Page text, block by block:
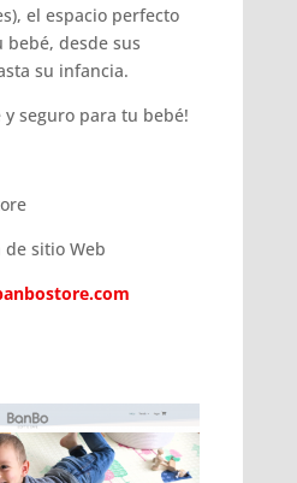
el espacio perfecto
desde sus
su infancia.
y seguro para tu bebé!
de sitio Web